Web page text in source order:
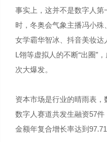
事实上，这并不是数字人第
时，冬奥会气象主播冯小
女学霸华智冰、抖音美妆
L翎等虚拟人的不断“出圈”
次大爆发。
资本市场是行业的晴雨表，
数字人赛道共发生融资57
金额年复合增长率达到